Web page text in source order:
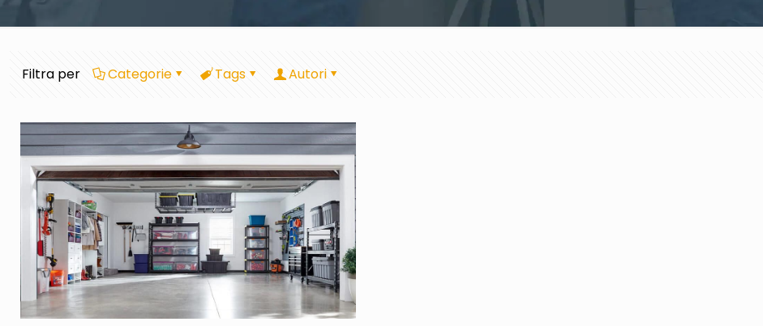
Filtra per Categorie Tags Autori